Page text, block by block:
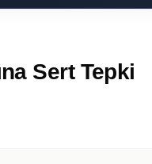
Sert Tepki